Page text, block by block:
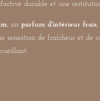
durable et une
, un parfum d'intérieur frais,
sensation de fraîcheur et de